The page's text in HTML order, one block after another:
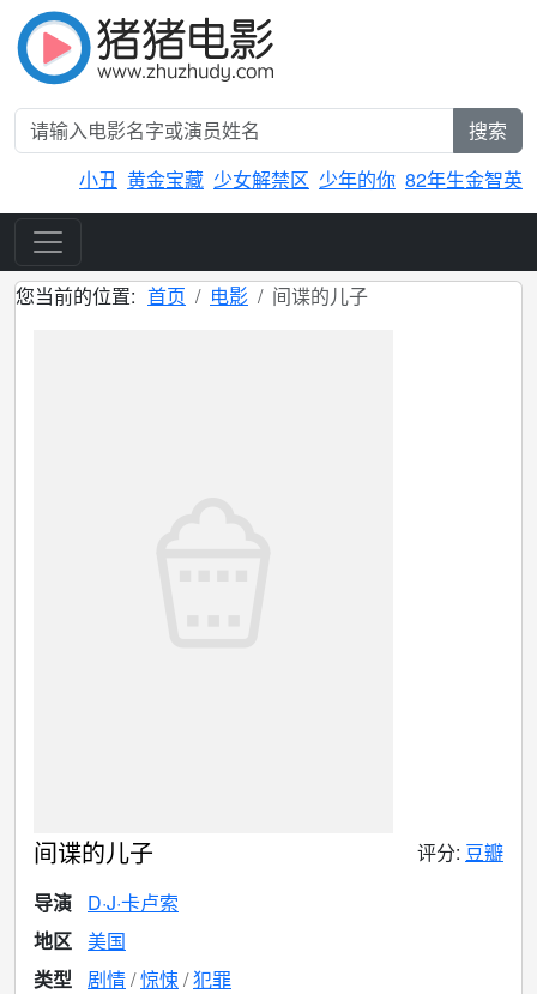
搜索
小丑 黄金宝藏 少女解禁区 少年的你 82年生金智英
您当前的位置: 首页 电影 间谍的儿子
间谍的儿子 评分: 豆瓣
导演
D·J·卡卢索
地区 美国
类型 剧情 惊悚 犯罪